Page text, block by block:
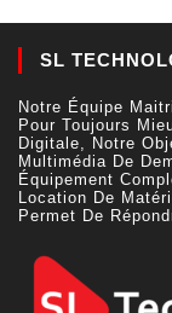
SL
Notre Équipe
Pour Toujours
Digitale, Notre
Multimédia De
Équipement
Location De
Permet De